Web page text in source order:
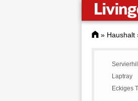
» Haushalt
Laptray
Eckiges